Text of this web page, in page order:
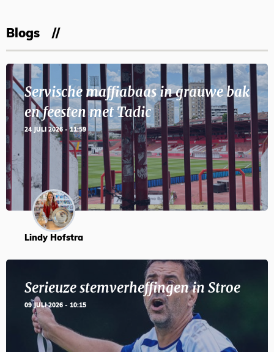
Blogs
Servische maffiabaas in grauwe bak
en feesten met Tadic
24 JULI 2026 - 11:59
Lindy Hofstra
Serieuze stemverheffingen in Stroe
09 JULI 2026 - 10:15